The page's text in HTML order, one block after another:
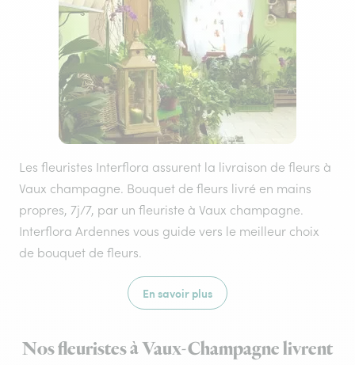
Les fleuristes Interflora assurent la livraison de fleurs à
Vaux champagne. Bouquet de fleurs livré en mains
propres, 7j/7, par un fleuriste à Vaux champagne.
Interflora Ardennes vous guide vers le meilleur choix
de bouquet de fleurs.
En savoir plus
Nos fleuristes à Vaux-Champagne livrent